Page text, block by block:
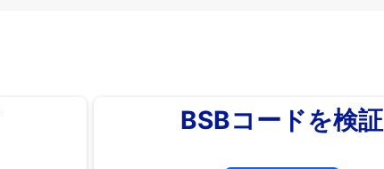
BSBコードを検証